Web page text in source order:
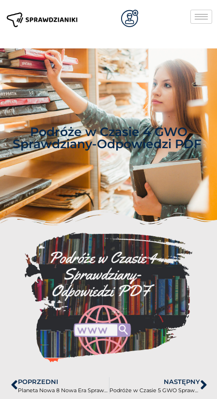
Podróże w Czasie 4 GWO
Sprawdziany-Odpowiedzi PDF
POPRZEDNI
Planeta Nowa 8 Nowa Era Sprawdziany-Odpowiedzi PDF
NASTĘPNY
Podróże w Czasie 5 GWO Sprawdziany-Odpowiedzi PDF